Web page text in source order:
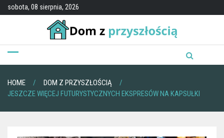
sobota, 08 sierpnia, 2026
HOME
DOM Z PRZYSZŁOŚCIĄ
JESZCZE WIĘCEJ FUTURYSTYCZNYCH EKSPRESÓW NA KAPSUŁKI